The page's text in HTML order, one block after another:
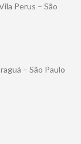
Perus – São
– São Paulo